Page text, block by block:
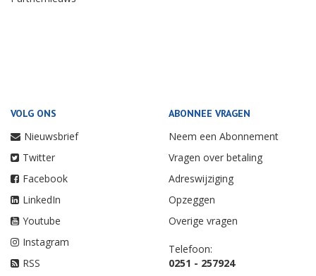
VOLG ONS
Nieuwsbrief
Twitter
Facebook
LinkedIn
Youtube
Instagram
RSS
ABONNEE VRAGEN
Neem een Abonnement
Vragen over betaling
Adreswijziging
Opzeggen
Overige vragen
Telefoon:
0251 - 257924